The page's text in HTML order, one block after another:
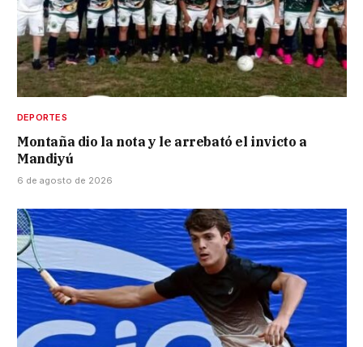
DEPORTES
Montaña dio la nota y le arrebató el invicto a
Mandiyú
6 de agosto de 2026